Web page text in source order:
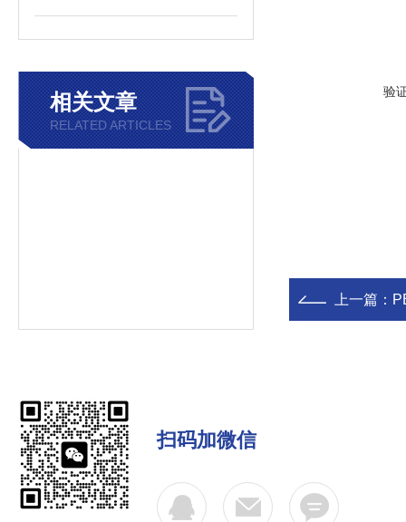
相关文章
RELATED ARTICLES
验
上一篇：
扫码加微信